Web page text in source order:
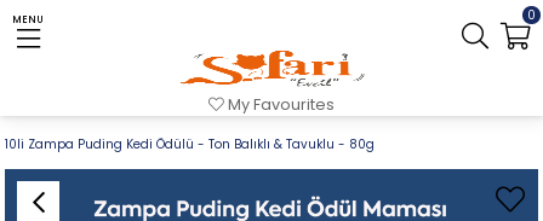
MENU
My Favourites
0
Cat Treats
10li Zampa Puding Kedi Ödülü - Ton Balıklı & Tavuklu - 80g